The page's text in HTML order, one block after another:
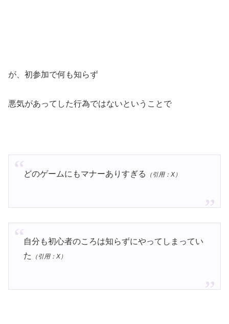
が、初参加で何も知らず
悪気があってした行為ではないということで
どのゲームにもマナーありすぎる （引用：X）
自分も初心者のころは知らずにやってしまってい
た
（引用：X）